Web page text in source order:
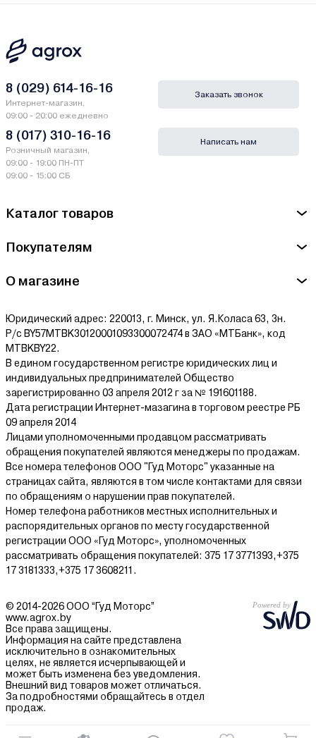
Каталог товаров
Покупателям
О магазине
Юридический адрес: 220013, г. Минск, ул. Я.Коласа 63, 3н.
Р/с BY57MTBK30120001093300072474 в ЗАО «МТБанк», код
MTBKBY22.
В едином государственном регистре юридических лиц и
индивидуальных предпринимателей Общество
зарегистрированно 03 апреля 2012 г за № 191601188.
Дата регистрации Интернет-мазагина в торговом реестре РБ
09 апреля 2014
Лицами уполномоченными продавцом рассматривать
обращения покупателей являются менеджеры по продажам.
Все номера телефонов ООО "Гуд Моторс" указанные на
страницах сайта, являются в том числе контактами для связи
по обращениям о нарушении прав покупателей.
Номер телефона работников местных исполнительных и
распорядительных органов по месту государственной
регистрации ООО «Гуд Моторс», уполномоченных
рассматривать обращения покупателей: 375 17 3771393,+375
17 3181333,+375 17 3608211.
8 (029) 614-16-16
Интернет-магазин,
09:00 - 20:00 ежедневно
8 (017) 310-16-16
Розничный магазин,
09:00 - 19:00 ПН-ПТ
09:00 - 15:00 СБ
Заказать звонок
Написать нам
© 2014-2026 ООО “Гуд Моторс”
www.agrox.by
Все права защищены.
Информация на сайте представлена
исключительно в ознакомительных
целях, не является исчерпывающей и
может быть изменена без уведомления.
Внешний вид товаров может отличаться.
За подробностями обращайтесь в отдел
продаж.